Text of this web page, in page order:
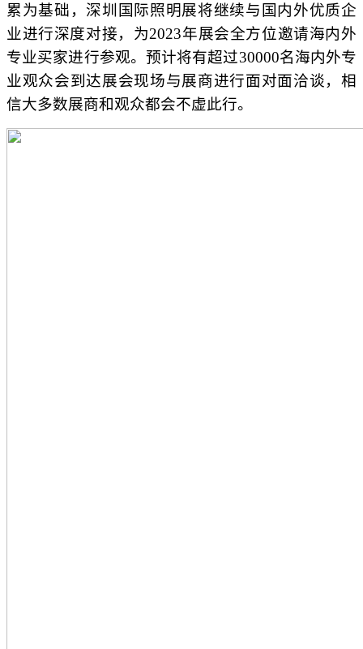
累为基础，深圳国际照明展将继续与国内外优质企
业进行深度对接，为2023年展会全方位邀请海内外
专业买家进行参观。预计将有超过30000名海内外专
业观众会到达展会现场与展商进行面对面洽谈，相
信大多数展商和观众都会不虚此行。